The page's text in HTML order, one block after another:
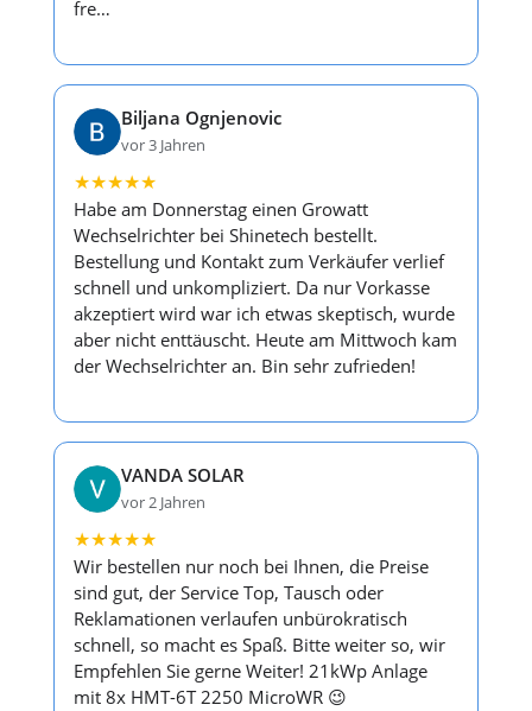
fre…
Biljana Ognjenovic
vor 3 Jahren
★★★★★
Habe am Donnerstag einen Growatt
Wechselrichter bei Shinetech bestellt.
Bestellung und Kontakt zum Verkäufer verlief
schnell und unkompliziert. Da nur Vorkasse
akzeptiert wird war ich etwas skeptisch, wurde
aber nicht enttäuscht. Heute am Mittwoch kam
der Wechselrichter an. Bin sehr zufrieden!
VANDA SOLAR
vor 2 Jahren
★★★★★
Wir bestellen nur noch bei Ihnen, die Preise
sind gut, der Service Top, Tausch oder
Reklamationen verlaufen unbürokratisch
schnell, so macht es Spaß. Bitte weiter so, wir
Empfehlen Sie gerne Weiter! 21kWp Anlage
mit 8x HMT-6T 2250 MicroWR 😉